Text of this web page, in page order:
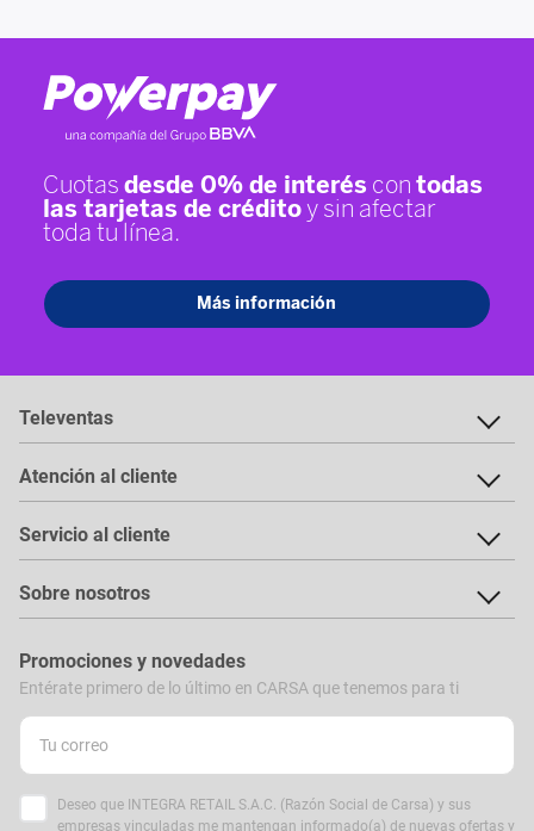
Televentas
Atención al cliente
Servicio al cliente
Sobre nosotros
Promociones y novedades
Entérate primero de lo último en CARSA que tenemos para ti
Deseo que INTEGRA RETAIL S.A.C. (Razón Social de Carsa) y sus
empresas vinculadas me mantengan informado(a) de nuevas ofertas y